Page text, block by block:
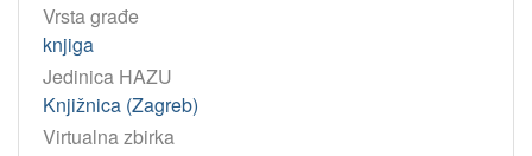
Vrsta građe
knjiga
Jedinica HAZU
Knjižnica (Zagreb)
Virtualna zbirka